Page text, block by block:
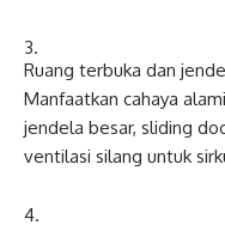
Ruang terbuka dan
Manfaatkan cahaya
jendela besar, sliding
ventilasi silang untuk